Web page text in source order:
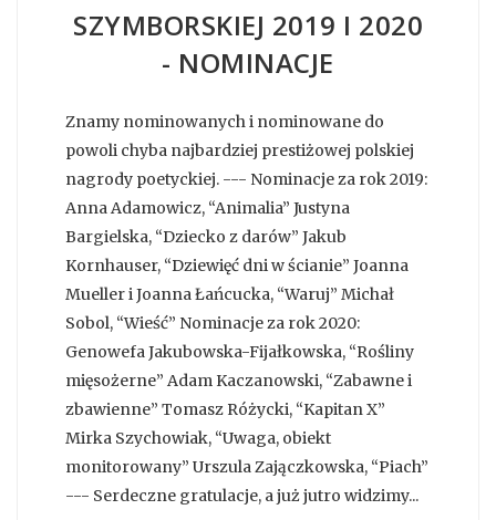
SZYMBORSKIEJ 2019 I 2020
- NOMINACJE
Znamy nominowanych i nominowane do
powoli chyba najbardziej prestiżowej polskiej
nagrody poetyckiej. --- Nominacje za rok 2019:
Anna Adamowicz, “Animalia” Justyna
Bargielska, “Dziecko z darów” Jakub
Kornhauser, “Dziewięć dni w ścianie” Joanna
Mueller i Joanna Łańcucka, “Waruj” Michał
Sobol, “Wieść” Nominacje za rok 2020:
Genowefa Jakubowska-Fijałkowska, “Rośliny
mięsożerne” Adam Kaczanowski, “Zabawne i
zbawienne” Tomasz Różycki, “Kapitan X”
Mirka Szychowiak, “Uwaga, obiekt
monitorowany” Urszula Zajączkowska, “Piach”
--- Serdeczne gratulacje, a już jutro widzimy...